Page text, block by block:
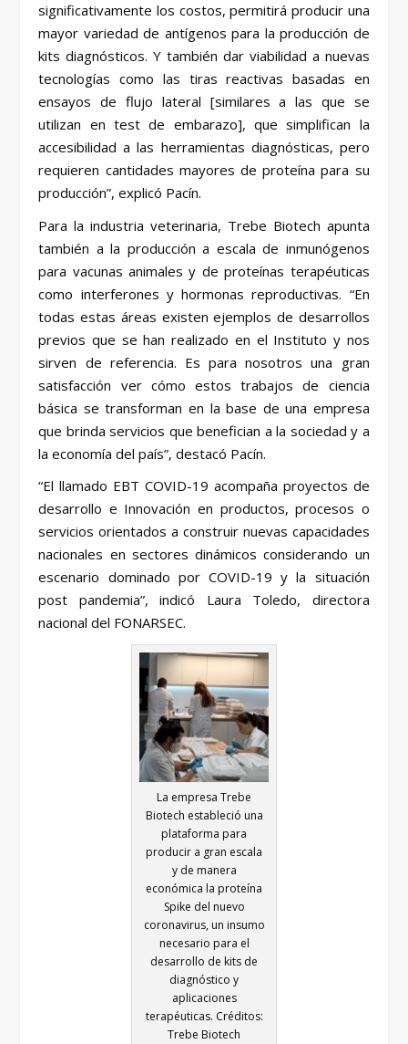
significativamente los costos, permitirá producir una
mayor variedad de antígenos para la producción de
kits diagnósticos. Y también dar viabilidad a nuevas
tecnologías como las tiras reactivas basadas en
ensayos de flujo lateral [similares a las que se
utilizan en test de embarazo], que simplifican la
accesibilidad a las herramientas diagnósticas, pero
requieren cantidades mayores de proteína para su
producción”, explicó Pacín.
Para la industria veterinaria, Trebe Biotech apunta
también a la producción a escala de inmunógenos
para vacunas animales y de proteínas terapéuticas
como interferones y hormonas reproductivas. “En
todas estas áreas existen ejemplos de desarrollos
previos que se han realizado en el Instituto y nos
sirven de referencia. Es para nosotros una gran
satisfacción ver cómo estos trabajos de ciencia
básica se transforman en la base de una empresa
que brinda servicios que benefician a la sociedad y a
la economía del país”, destacó Pacín.
“El llamado EBT COVID-19 acompaña proyectos de
desarrollo e Innovación en productos, procesos o
servicios orientados a construir nuevas capacidades
nacionales en sectores dinámicos considerando un
escenario dominado por COVID-19 y la situación
post pandemia”, indicó Laura Toledo, directora
nacional del FONARSEC.
La empresa Trebe
Biotech estableció una
plataforma para
producir a gran escala
y de manera
económica la proteína
Spike del nuevo
coronavirus, un insumo
necesario para el
desarrollo de kits de
diagnóstico y
aplicaciones
terapéuticas. Créditos:
Trebe Biotech